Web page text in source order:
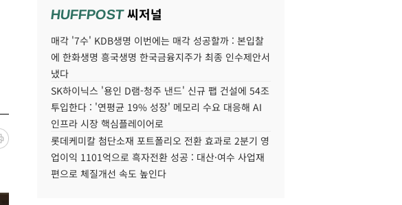
HUFFPOST씨저널
매각 '7수' KDB생명 이번에는 매각 성공할까 : 본입찰
에 한화생명 흥국생명 한국금융지주가 최종 인수제안서
냈다
SK하이닉스 '용인 D램-청주 낸드' 신규 팹 건설에 54조
투입한다 : '연평균 19% 성장' 메모리 수요 대응해 AI
인프라 시장 핵심플레이어로
롯데케미칼 첨단소재 포트폴리오 전환 효과로 2분기 영
업이익 1101억으로 흑자전환 성공 : 대산·여수 사업재
편으로 체질개선 속도 높인다